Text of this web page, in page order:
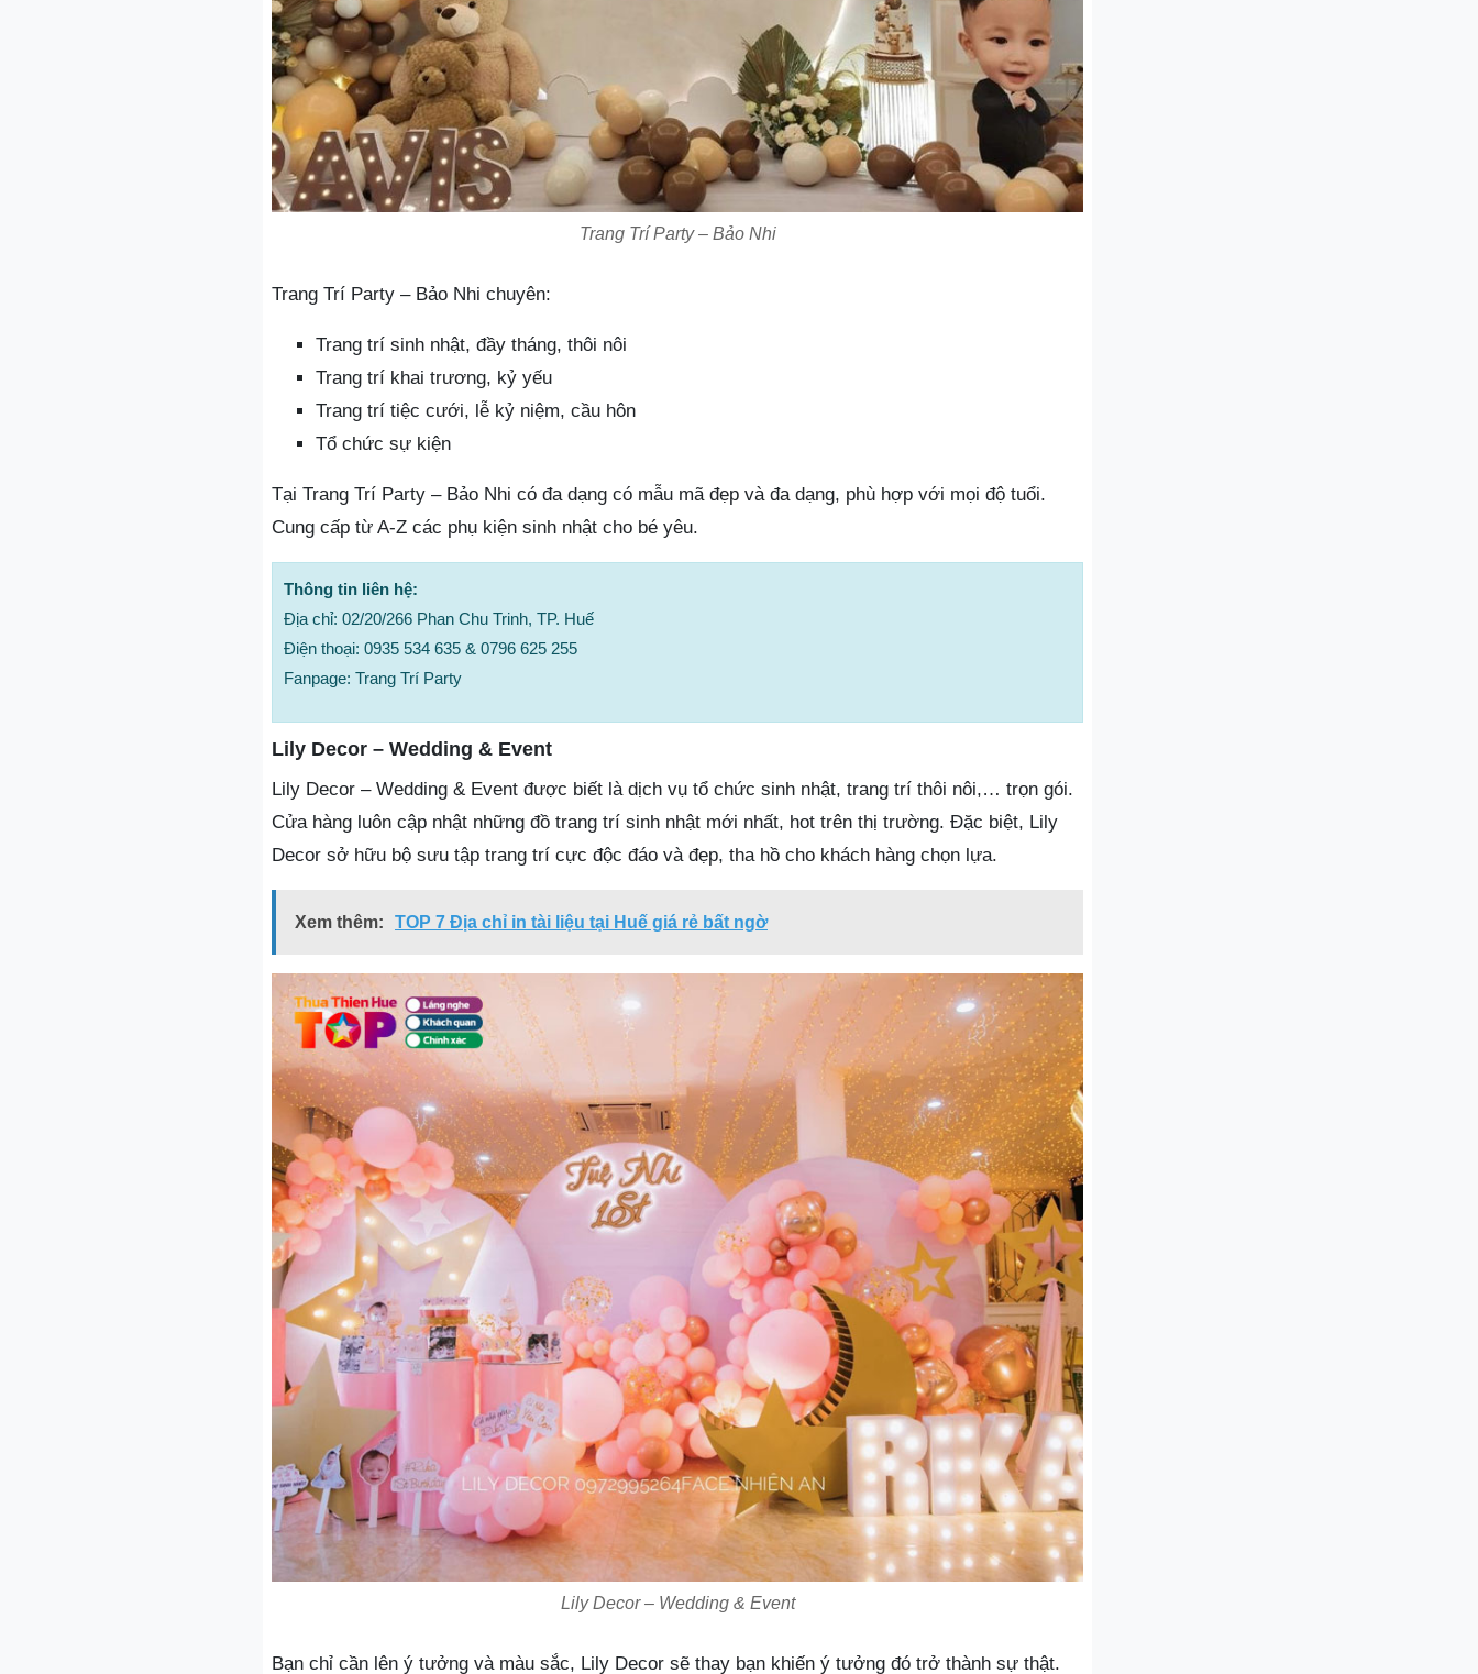
Trang Trí Party – Bảo Nhi
Trang Trí Party – Bảo Nhi chuyên:
Trang trí sinh nhật, đầy tháng, thôi nôi
Trang trí khai trương, kỷ yếu
Trang trí tiệc cưới, lễ kỷ niệm, cầu hôn
Tổ chức sự kiện
Tại Trang Trí Party – Bảo Nhi có đa dạng có mẫu mã đẹp và đa dạng, phù hợp với mọi độ tuổi.
Cung cấp từ A-Z các phụ kiện sinh nhật cho bé yêu.
Thông tin liên hệ:
Địa chỉ: 02/20/266 Phan Chu Trinh, TP. Huế
Điện thoại: 0935 534 635 & 0796 625 255
Fanpage: Trang Trí Party
Lily Decor – Wedding & Event
Lily Decor – Wedding & Event được biết là dịch vụ tổ chức sinh nhật, trang trí thôi nôi,… trọn gói.
Cửa hàng luôn cập nhật những đồ trang trí sinh nhật mới nhất, hot trên thị trường. Đặc biệt, Lily
Decor sở hữu bộ sưu tập trang trí cực độc đáo và đẹp, tha hồ cho khách hàng chọn lựa.
Xem thêm: TOP 7 Địa chỉ in tài liệu tại Huế giá rẻ bất ngờ
Lily Decor – Wedding & Event
Bạn chỉ cần lên ý tưởng và màu sắc, Lily Decor sẽ thay bạn khiến ý tưởng đó trở thành sự thật.